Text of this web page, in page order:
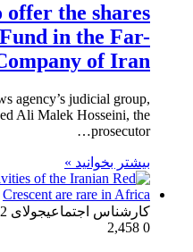
offer the shares
in the Far-
of Iran
agency’s judicial group,
Ali Malek Hosseini, the
prosecutor…
بیشتر بخوانید »
کارشناس اجتماعیجولای 12, 2023
0